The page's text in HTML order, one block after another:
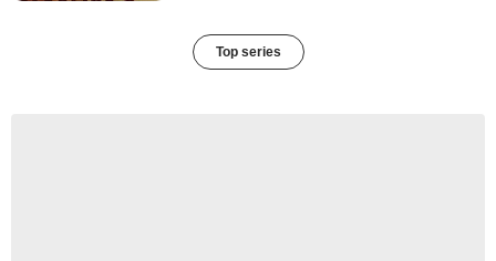
Top series